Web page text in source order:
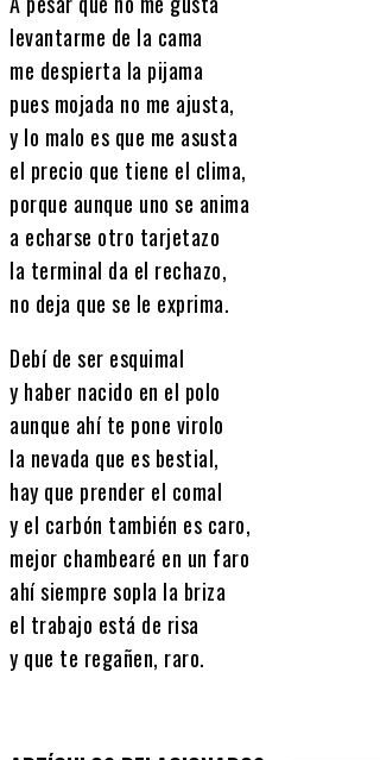
levantarme de la cama
me despierta la pijama
pues mojada no me ajusta,
y lo malo es que me asusta
el precio que tiene el clima,
porque aunque uno se anima
a echarse otro tarjetazo
la terminal da el rechazo,
no deja que se le exprima.
Debí de ser esquimal
y haber nacido en el polo
aunque ahí te pone virolo
la nevada que es bestial,
hay que prender el comal
y el carbón también es caro,
mejor chambearé en un faro
ahí siempre sopla la briza
el trabajo está de risa
y que te regañen, raro.